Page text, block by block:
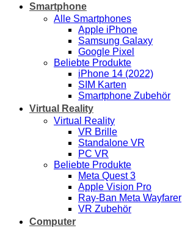
Smartphone
Alle Smartphones
Apple iPhone
Samsung Galaxy
Google Pixel
Beliebte Produkte
iPhone 14 (2022)
SIM Karten
Smartphone Zubehör
Virtual Reality
Virtual Reality
VR Brille
Standalone VR
PC VR
Beliebte Produkte
Meta Quest 3
Apple Vision Pro
Ray-Ban Meta Wayfarer
VR Zubehör
Computer